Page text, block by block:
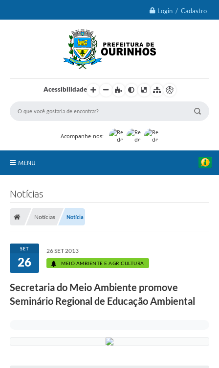
Login / Cadastro
Acessibilidade
Acompanhe-nos:
MENU
Portal da Transparência
Turismo
Secretarias
Notícias
Notícias Notícia
SET
26
26 SET 2013
MEIO AMBIENTE E AGRICULTURA
Secretaria do Meio Ambiente promove
Seminário Regional de Educação Ambiental